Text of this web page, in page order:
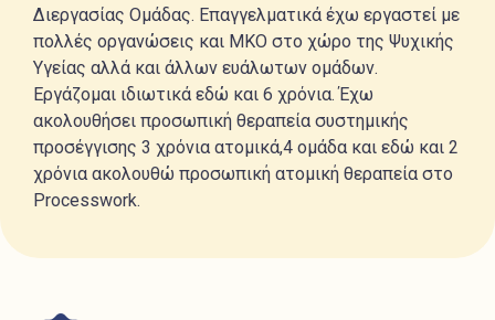
Διεργασίας Ομάδας. Επαγγελματικά έχω εργαστεί με
πολλές οργανώσεις και ΜΚΟ στο χώρο της Ψυχικής
Υγείας αλλά και άλλων ευάλωτων ομάδων.
Εργάζομαι ιδιωτικά εδώ και 6 χρόνια. Έχω
ακολουθήσει προσωπική θεραπεία συστημικής
προσέγγισης 3 χρόνια ατομικά,4 ομάδα και εδώ και 2
χρόνια ακολουθώ προσωπική ατομική θεραπεία στο
Processwork.